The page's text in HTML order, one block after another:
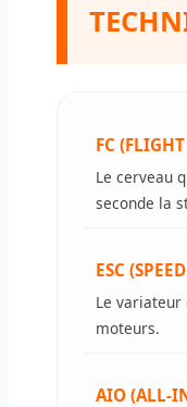
FC
Le cerveau
seconde la
ESC
Le variateur
moteurs.
AIO (ALL-